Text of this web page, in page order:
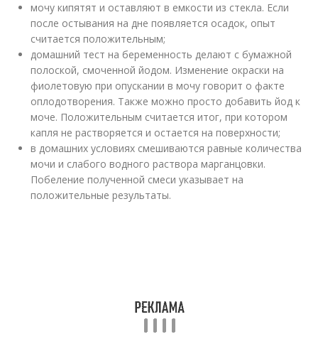
мочу кипятят и оставляют в емкости из стекла. Если
после остывания на дне появляется осадок, опыт
считается положительным;
домашний тест на беременность делают с бумажной
полоской, смоченной йодом. Изменение окраски на
фиолетовую при опускании в мочу говорит о факте
оплодотворения. Также можно просто добавить йод к
моче. Положительным считается итог, при котором
капля не растворяется и остается на поверхности;
в домашних условиях смешиваются равные количества
мочи и слабого водного раствора марганцовки.
Побеление полученной смеси указывает на
положительные результаты.